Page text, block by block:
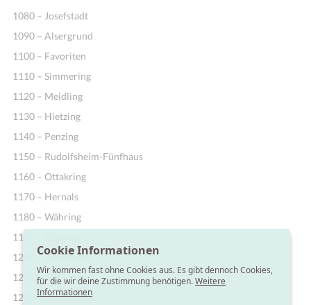
1080 – Josefstadt
1090 – Alsergrund
1100 – Favoriten
1110 – Simmering
1120 – Meidling
1130 – Hietzing
1140 – Penzing
1150 – Rudolfsheim-Fünfhaus
1160 – Ottakring
1170 – Hernals
1180 – Währing
1190 – Döbling
1200 – Brigittenau
1210 – Floridsdorf
1220 – Donaustadt
Cookie Informationen
Wir kommen fast ohne Cookies aus. Es gibt dennoch Cookies,
für die wir deine Zustimmung benötigen.Weitere
Informationen